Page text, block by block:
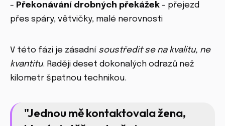
- Překonávání drobných překážek - přejezd
přes spáry, větvičky, malé nerovnosti
V této fázi je zásadní soustředit se na kvalitu, ne
kvantitu. Raději deset dokonalých odrazů než
kilometr špatnou technikou.
"Jednou mě kontaktovala žena,